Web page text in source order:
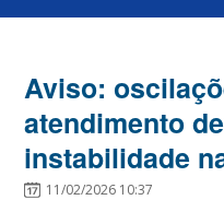
Aviso:
atendimento
instabilidade
11/02/2026 10:37